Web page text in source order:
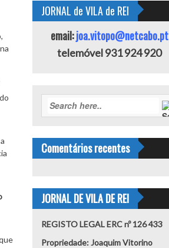
JORNAL de VILA de REI
email:joa.vitopo@netcabo.pt
telemóvel 931 924 920
Comentários recentes
JORNAL DE VILA DE REI
REGISTO LEGAL ERC nº 126 433
Propriedade: Joaquim Vitorino